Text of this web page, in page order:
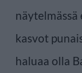
kasvot
haluaa olla